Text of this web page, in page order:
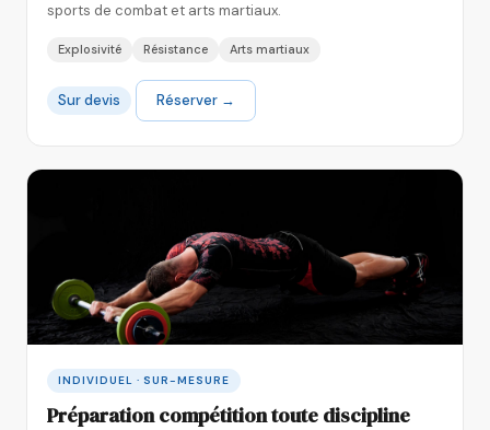
sports de combat et arts martiaux.
Explosivité Résistance Arts martiaux
Sur devis Réserver →
INDIVIDUEL · SUR-MESURE
Préparation compétition toute discipline